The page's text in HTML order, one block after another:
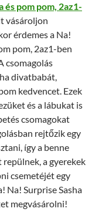
és pom pom, 2az1-
vásároljon
érdemes a Na!
pom, 2az1-ben
csomagolás
divatbabát,
kedvencet. Ezek
és a lábukat is
csomagokat
rejtőzik egy
így a benne
a gyerekek
csemetéjét egy
Na! Surprise Sasha
megvásárolni!